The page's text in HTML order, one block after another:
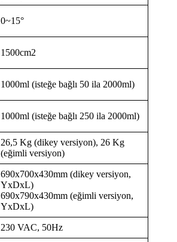
0~15°
1500cm2
1000ml (isteğe bağlı 50 ila 2000ml)
1000ml (isteğe bağlı 250 ila 2000ml)
26,5 Kg (dikey versiyon), 26 Kg
(eğimli versiyon)
690x700x430mm (dikey versiyon,
YxDxL)
690x790x430mm (eğimli versiyon,
YxDxL)
230 VAC, 50Hz